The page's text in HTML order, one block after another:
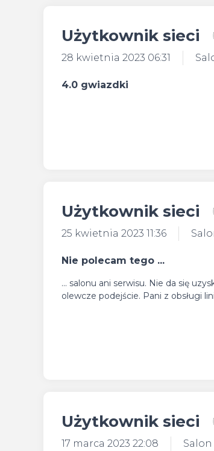
Użytkownik sieci
28 kwietnia 2023 06:31
4.0 gwiazdki
Użytkownik sieci
25 kwietnia 2023 11:36
Nie polecam tego ...
... salonu ani serwisu. Nie da się
olewcze podejście. Pani z obsługi
Użytkownik sieci
17 marca 2023 22:08